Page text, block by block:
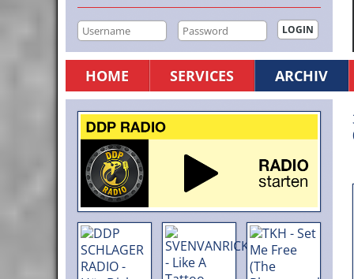
HOME SERVICES ARCHIV